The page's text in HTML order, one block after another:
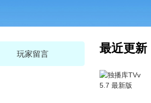
玩家留言 最近更新